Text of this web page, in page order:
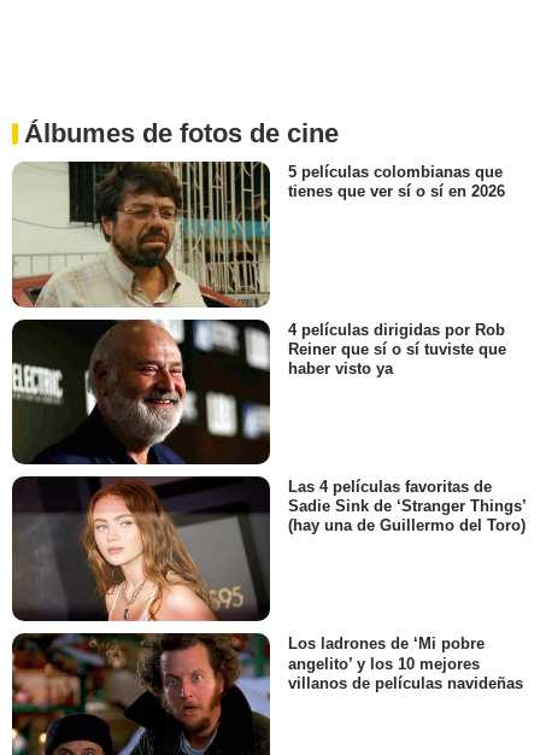
Álbumes de fotos de cine
5 películas colombianas que
tienes que ver sí o sí en 2026
4 películas dirigidas por Rob
Reiner que sí o sí tuviste que
haber visto ya
Las 4 películas favoritas de
Sadie Sink de ‘Stranger Things’
(hay una de Guillermo del Toro)
Los ladrones de ‘Mi pobre
angelito’ y los 10 mejores
villanos de películas navideñas